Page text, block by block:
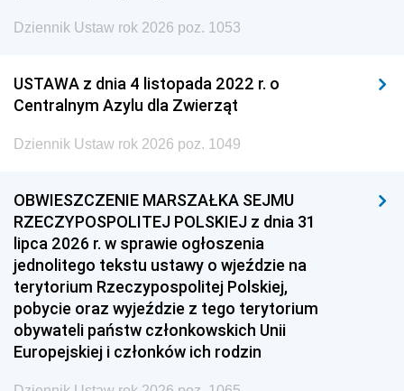
Dziennik Ustaw rok 2026 poz. 1053
USTAWA z dnia 4 listopada 2022 r. o
Centralnym Azylu dla Zwierząt
Dziennik Ustaw rok 2026 poz. 1049
OBWIESZCZENIE MARSZAŁKA SEJMU
RZECZYPOSPOLITEJ POLSKIEJ z dnia 31
lipca 2026 r. w sprawie ogłoszenia
jednolitego tekstu ustawy o wjeździe na
terytorium Rzeczypospolitej Polskiej,
pobycie oraz wyjeździe z tego terytorium
obywateli państw członkowskich Unii
Europejskiej i członków ich rodzin